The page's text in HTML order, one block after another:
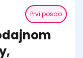
Prvi posao